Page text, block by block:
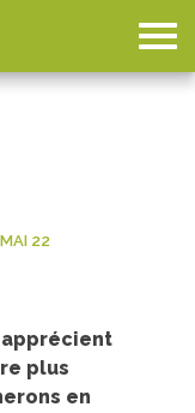
22
apprécient
plus
en